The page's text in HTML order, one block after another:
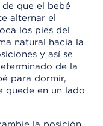
que el bebé
alternar el
los pies del
natural hacia la
y así se
de la
para dormir,
quede en un lado